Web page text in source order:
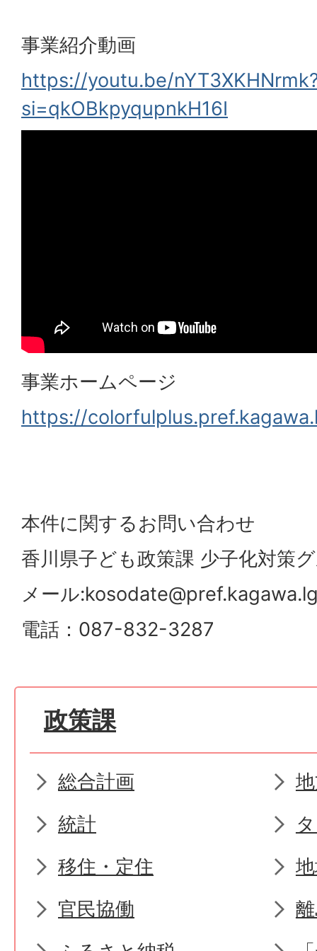
事業紹介動画
https://youtu.be/
si=qkOBkpyqupnkH16I
事業ホームページ
https://
本件に関するお問い合わせ
香川県子ども政策課 少子化対策
メール
電話：087-832-3287
政策課
総合計画
統計
移住・定住
官民協働